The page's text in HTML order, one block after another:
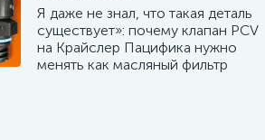
Я даже не знал, что такая деталь
существует»: почему клапан PCV
на Крайслер Пацифика нужно
менять как масляный фильтр